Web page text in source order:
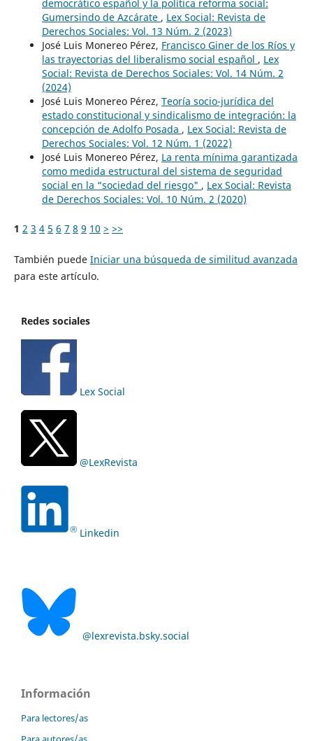
democrático español y la política reforma social:
Gumersindo de Azcárate , Lex Social: Revista de
Derechos Sociales: Vol. 13 Núm. 2 (2023)
José Luis Monereo Pérez, Francisco Giner de los Ríos y
las trayectorias del liberalismo social español , Lex
Social: Revista de Derechos Sociales: Vol. 14 Núm. 2
(2024)
José Luis Monereo Pérez, Teoría socio-jurídica del
estado constitucional y sindicalismo de integración: la
concepción de Adolfo Posada , Lex Social: Revista de
Derechos Sociales: Vol. 12 Núm. 1 (2022)
José Luis Monereo Pérez, La renta mínima garantizada
como medida estructural del sistema de seguridad
social en la “sociedad del riesgo" , Lex Social: Revista
de Derechos Sociales: Vol. 10 Núm. 2 (2020)
1 2 3 4 5 6 7 8 9 10 > >>
También puede Iniciar una búsqueda de similitud avanzada
para este artículo.
Redes sociales
Lex Social
@LexRevista
Linkedin
@lexrevista.bsky.social
Información
Para lectores/as